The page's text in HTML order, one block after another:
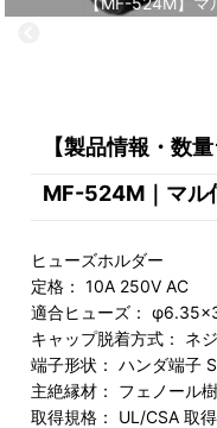
【製品情報・数
MF-524M｜マル
ヒューズホルダー
定格： 10A 250V AC
適合ヒューズ：
キャップ脱着方式： ネ
端子形状： ハンダ端子
主絶縁材： フェノール
取得規格： UL/CSA 取